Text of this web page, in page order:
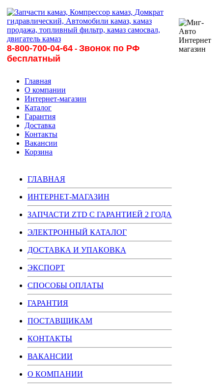
8-800-700-04-64 - Звонок по РФ
бесплатный
Главная
О компании
Интернет-магазин
Каталог
Гарантия
Доставка
Контакты
Вакансии
Корзина
ГЛАВНАЯ
ИНТЕРНЕТ-МАГАЗИН
ЗАПЧАСТИ ZTD С ГАРАНТИЕЙ 2 ГОДА
ЭЛЕКТРОННЫЙ КАТАЛОГ
ДОСТАВКА И УПАКОВКА
ЭКСПОРТ
СПОСОБЫ ОПЛАТЫ
ГАРАНТИЯ
ПОСТАВЩИКАМ
КОНТАКТЫ
ВАКАНСИИ
О КОМПАНИИ